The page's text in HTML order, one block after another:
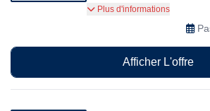
Jusqu'à 50% de réduction
produits Amber Sceats
Plus d'informations
Afficher L'offre